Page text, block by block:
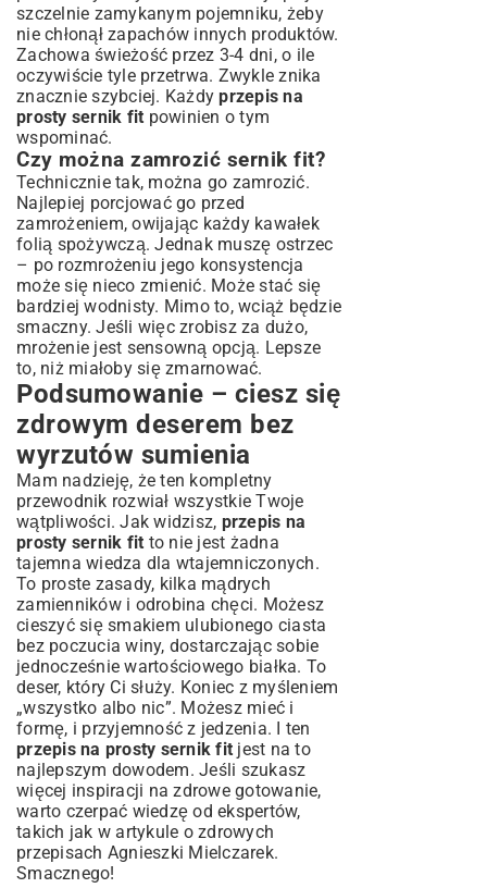
szczelnie zamykanym pojemniku, żeby
nie chłonął zapachów innych produktów.
Zachowa świeżość przez 3-4 dni, o ile
oczywiście tyle przetrwa. Zwykle znika
znacznie szybciej. Każdyprzepis na
prosty sernik fit powinien o tym
wspominać.
Czy można zamrozić sernik fit?
Technicznie tak, można go zamrozić.
Najlepiej porcjować go przed
zamrożeniem, owijając każdy kawałek
folią spożywczą. Jednak muszę ostrzec
– po rozmrożeniu jego konsystencja
może się nieco zmienić. Może stać się
bardziej wodnisty. Mimo to, wciąż będzie
smaczny. Jeśli więc zrobisz za dużo,
mrożenie jest sensowną opcją. Lepsze
to, niż miałoby się zmarnować.
Podsumowanie – ciesz się
zdrowym deserem bez
wyrzutów sumienia
Mam nadzieję, że ten kompletny
przewodnik rozwiał wszystkie Twoje
wątpliwości. Jak widzisz, przepis na
prosty sernik fit to nie jest żadna
tajemna wiedza dla wtajemniczonych.
To proste zasady, kilka mądrych
zamienników i odrobina chęci. Możesz
cieszyć się smakiem ulubionego ciasta
bez poczucia winy, dostarczając sobie
jednocześnie wartościowego białka. To
deser, który Ci służy. Koniec z myśleniem
„wszystko albo nic”. Możesz mieć i
formę, i przyjemność z jedzenia. I ten
przepis na prosty sernik fit jest na to
najlepszym dowodem. Jeśli szukasz
więcej inspiracji na zdrowe gotowanie,
warto czerpać wiedzę od ekspertów,
takich jak w artykule o zdrowych
przepisach Agnieszki Mielczarek.
Smacznego!